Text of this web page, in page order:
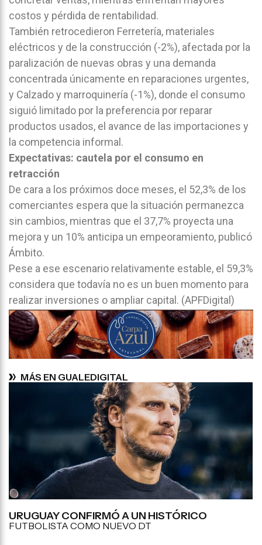
costos y pérdida de rentabilidad.
También retrocedieron Ferretería, materiales
eléctricos y de la construcción (-2%), afectada por la
paralización de nuevas obras y una demanda
concentrada únicamente en reparaciones urgentes,
y Calzado y marroquinería (-1%), donde el consumo
siguió limitado por la preferencia por reparar
productos usados, el avance de las importaciones y
la competencia informal.
Expectativas: cautela por el consumo en
retracción
De cara a los próximos doce meses, el 52,3% de los
comerciantes espera que la situación permanezca
sin cambios, mientras que el 37,7% proyecta una
mejora y un 10% anticipa un empeoramiento, publicó
Ámbito.
Pese a ese escenario relativamente estable, el 59,3%
considera que todavía no es un buen momento para
realizar inversiones o ampliar capital. (APFDigital)
MÁS EN GUALEDIGITAL
URUGUAY CONFIRMÓ A UN HISTÓRICO
FUTBOLISTA COMO NUEVO DT